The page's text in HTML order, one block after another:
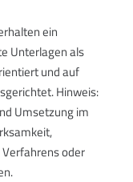
ein
Unterlagen als
und auf
Hinweis:
Umsetzung im
oder